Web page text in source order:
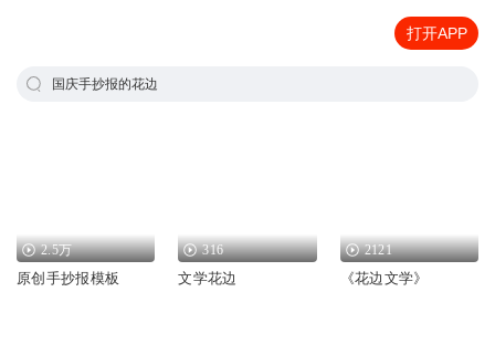
打开APP
国庆手抄报的花边
2.5万
原创手抄报模板
316
文学花边
2121
《花边文学》